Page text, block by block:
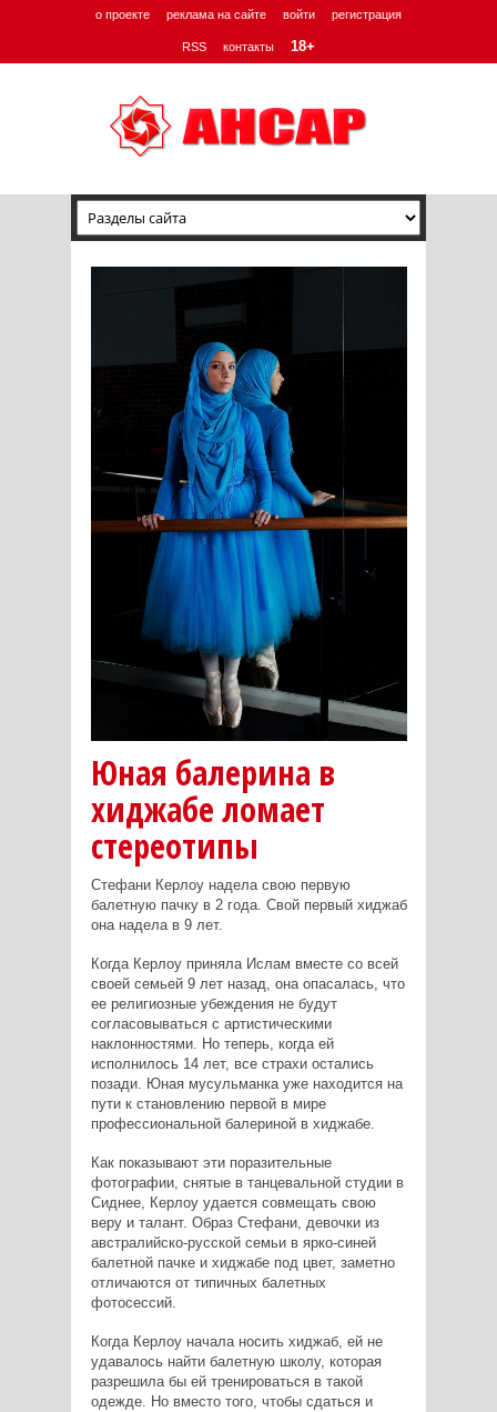
о проекте реклама на сайте войти регистрация
RSS контакты 18+
Юная балерина в
хиджабе ломает
стереотипы
Стефани Керлоу надела свою первую
балетную пачку в 2 года. Свой первый хиджаб
она надела в 9 лет.
Когда Керлоу приняла Ислам вместе со всей
своей семьей 9 лет назад, она опасалась, что
ее религиозные убеждения не будут
согласовываться с артистическими
наклонностями. Но теперь, когда ей
исполнилось 14 лет, все страхи остались
позади. Юная мусульманка уже находится на
пути к становлению первой в мире
профессиональной балериной в хиджабе.
Как показывают эти поразительные
фотографии, снятые в танцевальной студии в
Сиднее, Керлоу удается совмещать свою
веру и талант. Образ Стефани, девочки из
австралийско-русской семьи в ярко-синей
балетной пачке и хиджабе под цвет, заметно
отличаются от типичных балетных
фотосессий.
Когда Керлоу начала носить хиджаб, ей не
удавалось найти балетную школу, которая
разрешила бы ей тренироваться в такой
одежде. Но вместо того, чтобы сдаться и